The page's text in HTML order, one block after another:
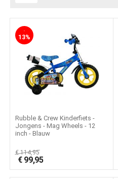
-
13%
Rubble & Crew Kinderfiets -
Jongens - Mag Wheels - 12
inch - Blauw
€114,95
€ 99,95